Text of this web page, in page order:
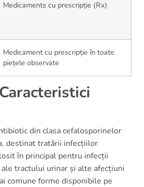
Medicaments cu prescripție (Rx)
Medicament cu prescripție în toate
piețele observate
din clasa cefalosporinelor
destinat tratării infecțiilor
în principal pentru infecții
tractului urinar și alte afecțiuni
comune forme disponibile pe